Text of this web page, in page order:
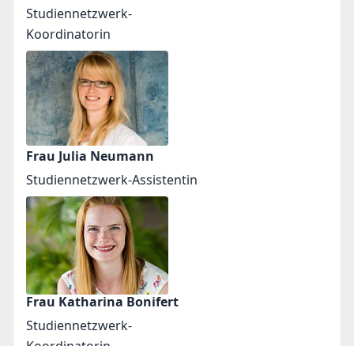
Studiennetzwerk-
Koordinatorin
Frau Julia Neumann
Studiennetzwerk-Assistentin
Frau Katharina Bonifert
Studiennetzwerk-